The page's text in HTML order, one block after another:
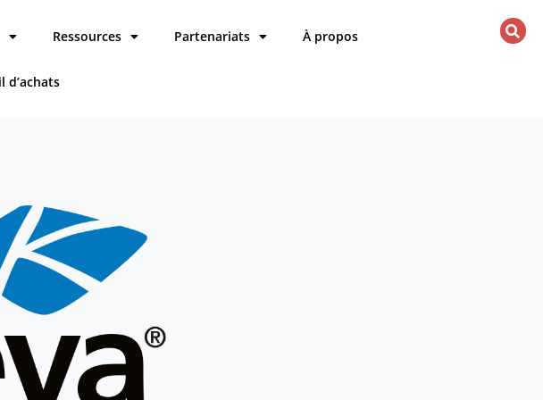
Ressources Partenariats À propos
d’achats